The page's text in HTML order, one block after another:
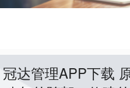
冠达管理APP下载